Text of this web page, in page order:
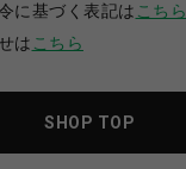
に基づく表記は こちら
は こちら
SHOP TOP